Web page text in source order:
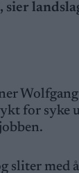
sier
for syke
sliter med